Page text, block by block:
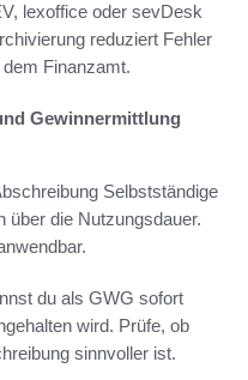
lexoffice oder sevDesk
reduziert Fehler
Finanzamt.
Gewinnermittlung
Selbstständige
über die Nutzungsdauer.
du als GWG sofort
wird. Prüfe, ob
sinnvoller ist.